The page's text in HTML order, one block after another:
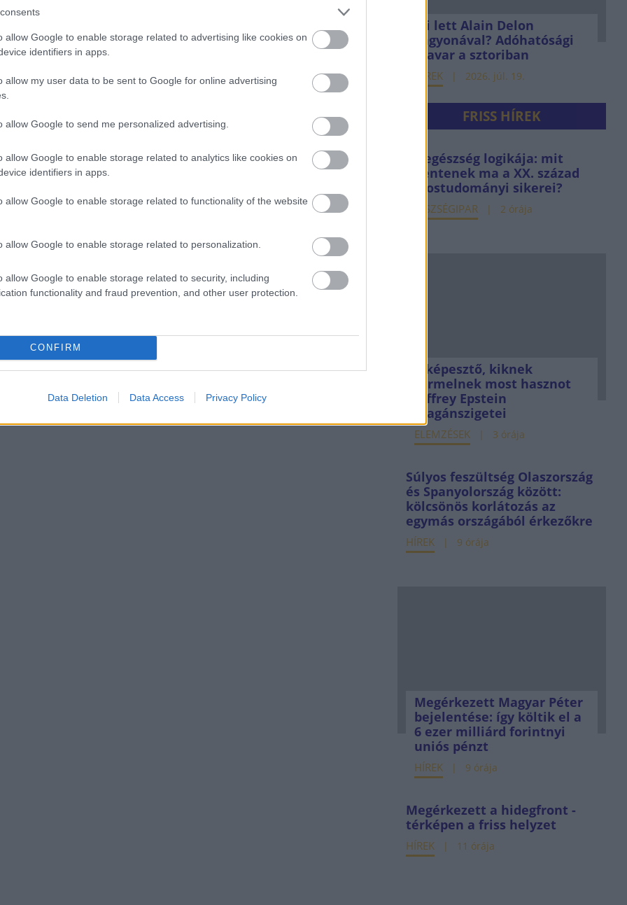
allow Google to enable storage related to advertising like cookies on
identifiers in apps.
allow my user data to be sent to Google for online advertising
allow Google to send me personalized advertising.
allow Google to enable storage related to analytics like cookies on
identifiers in apps.
allow Google to enable storage related to functionality of the website
allow Google to enable storage related to personalization.
allow Google to enable storage related to security, including
functionality and fraud prevention, and other user protection.
CONFIRM
Data Deletion Data Access Privacy Policy
Mi lett Alain Delon
vagyonával? Adóhatósági
csavar a sztoriban
HÍREK 2026. júl. 19.
FRISS HÍREK
Az egészség logikája: mit
jelentenek ma a XX. század
orvostudományi sikerei?
EGÉSZSÉGIPAR 2 órája
Elképesztő, kiknek
termelnek most hasznot
Jeffrey Epstein
magánszigetei
ELEMZÉSEK 3 órája
Súlyos feszültség Olaszország
és Spanyolország között:
kölcsönös korlátozás az
egymás országából érkezőkre
HÍREK 9 órája
Megérkezett Magyar Péter
bejelentése: így költik el a
6 ezer milliárd forintnyi
uniós pénzt
HÍREK 9 órája
Megérkezett a hidegfront -
térképen a friss helyzet
HÍREK 11 órája